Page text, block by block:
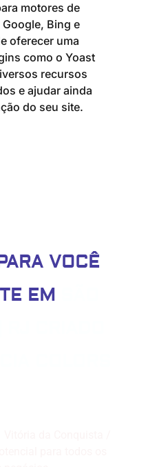
motores de
Bing e
oferecer uma
como o Yoast
recursos
e ajudar ainda
do seu site.
VOCÊ
EM